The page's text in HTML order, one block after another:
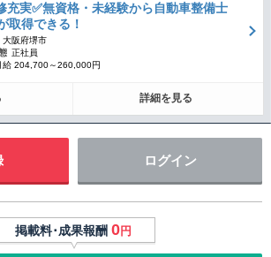
充実✅無資格・未経験から自動車整備士
取得できる！
大阪府堺市
正社員
給 204,700～260,000円
詳細を見る
ログイン
掲載料･成果報酬 0円